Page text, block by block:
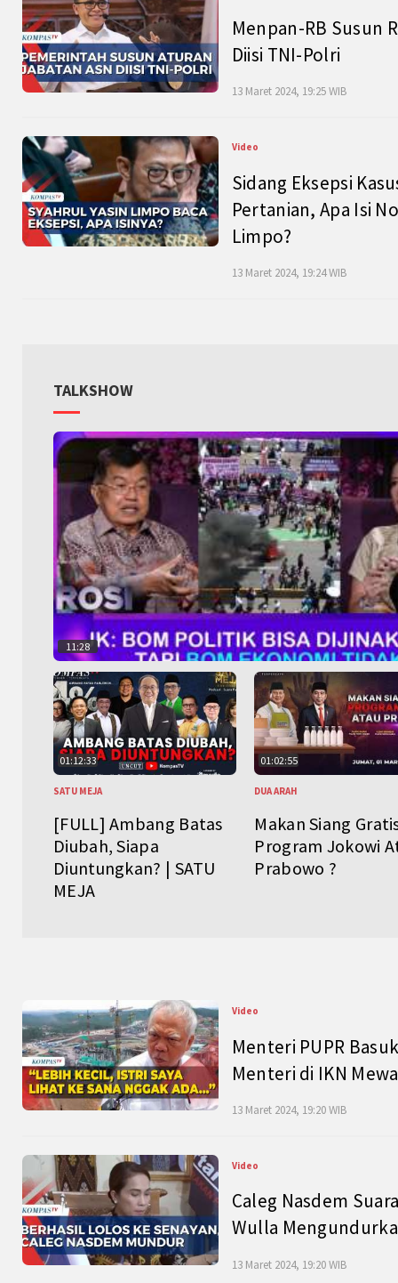
Menpan-RB Susun
Diisi TNI-Polri
13 Maret 2024, 19:25 WIB
Video
Sidang Eksepsi
Pertanian, Apa Isi
Limpo?
13 Maret 2024, 19:24 WIB
TALKSHOW
11:28
01:12:33
SATU MEJA
[FULL] Ambang Batas
Diubah, Siapa
Diuntungkan? | SATU
MEJA
01:02:55
DUA ARAH
Makan Siang
Program Jokowi
Prabowo ?
Video
Menteri PUPR
Menteri di IKN
13 Maret 2024, 19:20 WIB
Video
Caleg Nasdem
Wulla
13 Maret 2024, 19:20 WIB